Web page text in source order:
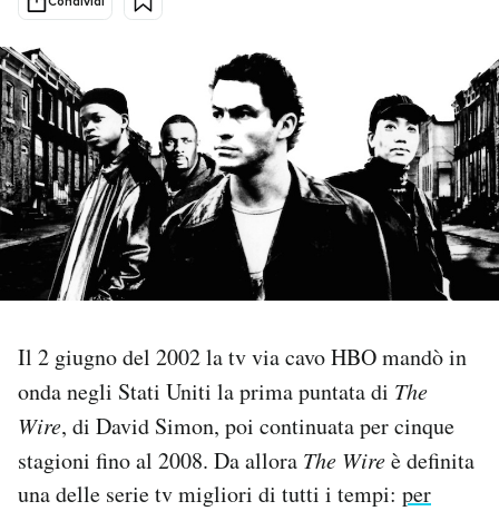
PODCAST
NEWSLETTER
I MIEI PREFERITI
SHOP
CALENDARIO
AREA PERSONALE
Il 2 giugno del 2002 la tv via cavo HBO mandò in
onda negli Stati Uniti la prima puntata di The
Wire, di David Simon, poi continuata per cinque
stagioni fino al 2008. Da allora The Wireè definita
una delle serie tv migliori di tutti i tempi: per